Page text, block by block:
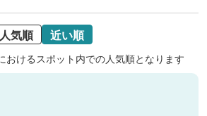
人気順 近い順
けるスポット内での人気順となります